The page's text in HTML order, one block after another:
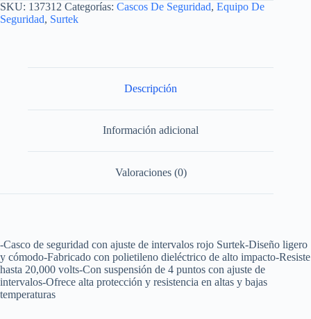
SKU: 137312 Categorías: Cascos De Seguridad, Equipo De
Seguridad, Surtek
Descripción
Información adicional
Valoraciones (0)
-Casco de seguridad con ajuste de intervalos rojo Surtek-Diseño ligero
y cómodo-Fabricado con polietileno dieléctrico de alto impacto-Resiste
hasta 20,000 volts-Con suspensión de 4 puntos con ajuste de
intervalos-Ofrece alta protección y resistencia en altas y bajas
temperaturas